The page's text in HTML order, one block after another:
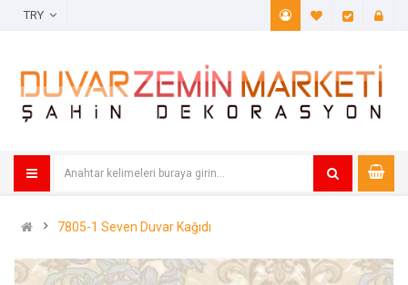
A. Listem
7805-1 Seven Duvar Kağıdı